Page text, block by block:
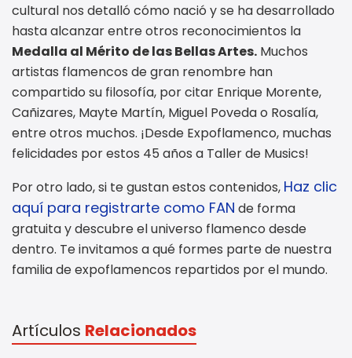
cultural nos detalló cómo nació y se ha desarrollado
hasta alcanzar entre otros reconocimientos la
Medalla al Mérito de las Bellas Artes. Muchos
artistas flamencos de gran renombre han
compartido su filosofía, por citar Enrique Morente,
Cañizares, Mayte Martín, Miguel Poveda o Rosalía,
entre otros muchos. ¡Desde Expoflamenco, muchas
felicidades por estos 45 años a Taller de Musics!
Por otro lado, si te gustan estos contenidos, Haz clic
aquí para registrarte como FAN de forma
gratuita y descubre el universo flamenco desde
dentro. Te invitamos a qué formes parte de nuestra
familia de expoflamencos repartidos por el mundo.
Artículos Relacionados